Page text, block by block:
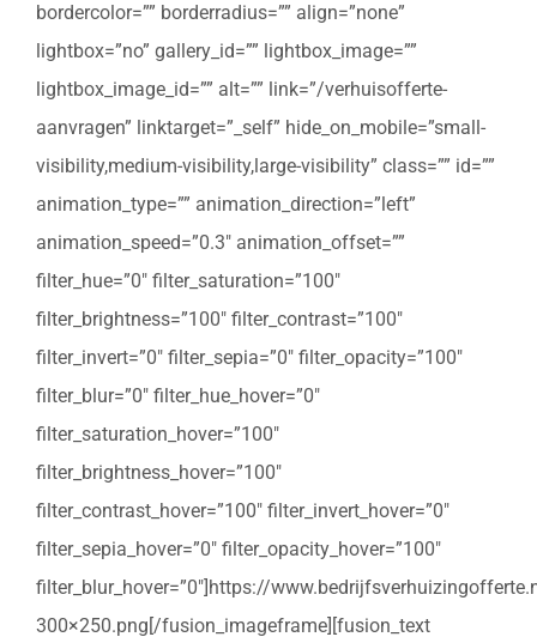
bordercolor=”” borderradius=”” align=”none”
lightbox=”no” gallery_id=”” lightbox_image=””
lightbox_image_id=”” alt=”” link=”/verhuisofferte-
aanvragen” linktarget=”_self” hide_on_mobile=”small-
visibility,medium-visibility,large-visibility” class=”” id=””
animation_type=”” animation_direction=”left”
animation_speed=”0.3″ animation_offset=””
filter_hue=”0″ filter_saturation=”100″
filter_brightness=”100″ filter_contrast=”100″
filter_invert=”0″ filter_sepia=”0″ filter_opacity=”100″
filter_blur=”0″ filter_hue_hover=”0″
filter_saturation_hover=”100″
filter_brightness_hover=”100″
filter_contrast_hover=”100″ filter_invert_hover=”0″
filter_sepia_hover=”0″ filter_opacity_hover=”100″
filter_blur_hover=”0″]https://
300×250.png[/fusion_imageframe][fusion_text